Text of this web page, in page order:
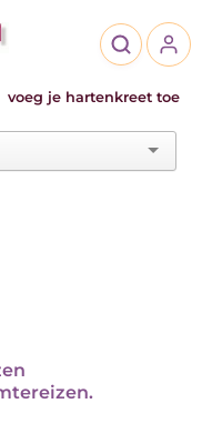
voeg je hartenkreet toe